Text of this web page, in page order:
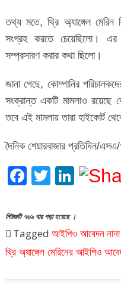
তথ্য মতে, থ্রি অ্যাঙ্গেল মেরিন
সংগ্রহ করতে চেয়েছিলো। এর
সম্প্রসারণ করার কথা ছিলো।
জানা গেছে, কোম্পানির
সংক্রান্ত একটি মামলাও রয়েছে
তবে এই মামলায় তারা হাইকোর্ট
দৈনিক শেয়ারবাজার প্রতিদিন/এসএ/
Facebook
Twitter
নিউজটি ৭৬৯ বার পড়া হয়েছে ।
Tagged আইপিও আবেদন
থ্রি অ্যাঙ্গেল মেরিনের আইপিও